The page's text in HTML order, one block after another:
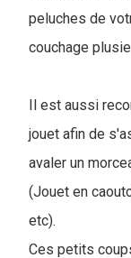
peluches de
couchage
Il est aussi
jouet afin de
avaler un
(Jouet en
etc).
Ces petits